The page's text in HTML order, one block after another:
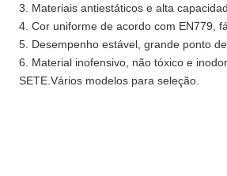
3. Materiais antiestáticos e alta
4. Cor uniforme de acordo com EN779,
5. Desempenho estável, grande ponto
6. Material inofensivo, não tóxico e
SETE.Vários modelos para seleção.